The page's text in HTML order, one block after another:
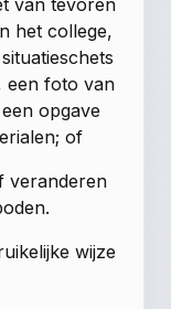
het college,
een foto van
opgave
of
veranderen
wijze